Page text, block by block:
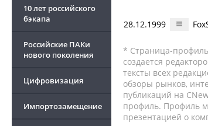
10 лет российского
бэкапа
Российские ПАКи
нового поколения
Цифровизация
Импортозамещение
28.12.1999
* Страница-профиль
создается
тексты всех
обзоры рынков,
публикаций на
профиль. Профиль
презентацией о